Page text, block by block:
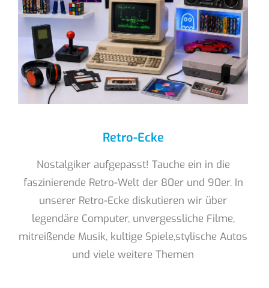
Retro-Ecke
Nostalgiker aufgepasst! Tauche ein in die
faszinierende Retro-Welt der 80er und 90er. In
unserer Retro-Ecke diskutieren wir über
legendäre Computer, unvergessliche Filme,
mitreißende Musik, kultige Spiele,stylische Autos
und viele weitere Themen